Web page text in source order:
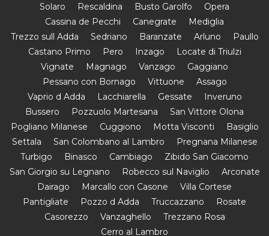
Solaro
Rescaldina Busto Garolfo
Opera
Cassina de Pecchi
Canegrate
Mediglia
Trezzo sull Adda
Sedriano Baranzate Arluno
Paullo
Castano Primo
Pero Inzago
Locate di Triulzi
Vignate
Magnago Vanzago
Gaggiano
Pessano con Bornago
Vittuone
Assago
Vaprio d Adda
Lacchiarella Gessate
Inveruno
Bussero
Pozzuolo Martesana
San Vittore Olona
Pogliano Milanese
Cuggiono Motta Visconti
Basiglio
Settala
San Colombano al Lambro
Pregnana Milanese
Turbigo
Binasco Cambiago
Zibido San Giacomo
San Giorgio su Legnano
Robecco sul Naviglio
Arconate
Dairago
Marcallo con Casone
Villa Cortese
Pantigliate
Pozzo d Adda Truccazzano
Rosate
Casorezzo
Vanzaghello
Trezzano Rosa
Cerro al Lambro